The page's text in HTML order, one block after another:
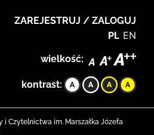
ZAREJESTRUJ / ZALOGUJ
PL EN
wielkość:
kontrast:
i Czytelnictwa im. Marszałka Józefa